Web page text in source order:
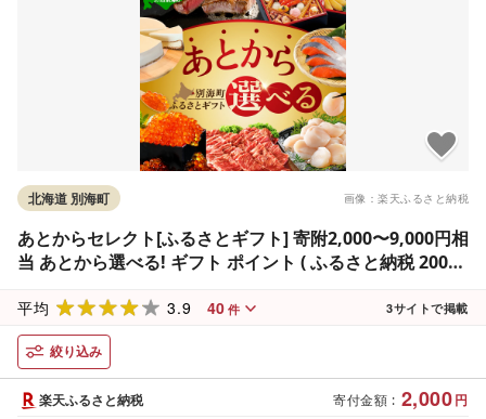
とから ふるさと 9000 円 ふるさと 2000 カタログギフ
ト 北海道 別海町 )
画像：楽天ふるさと納税
北海道 別海町
あとからセレクト[ふるさとギフト] 寄附2,000〜9,000円相
当 あとから選べる! ギフト ポイント ( ふるさと納税 2000
るさと 9000 円 ふるさと 2000 カタログギフト 北海道 別
海町 )
平均 3.9 40 件 3サイトで掲載
絞り込み
寄付金額 : 2,000円
楽天ふるさと納税